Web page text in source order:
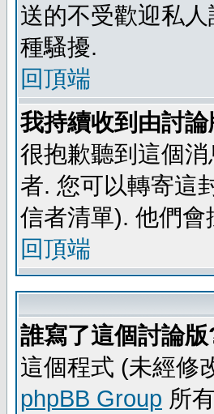
送的不受歡迎私
種騷擾.
回頂端
我持續收到由討
很抱歉聽到這個
者. 您可以轉寄這
信者清單). 他們
回頂端
誰寫了這個討論版
這個程式 (未經修
phpBB Group 所